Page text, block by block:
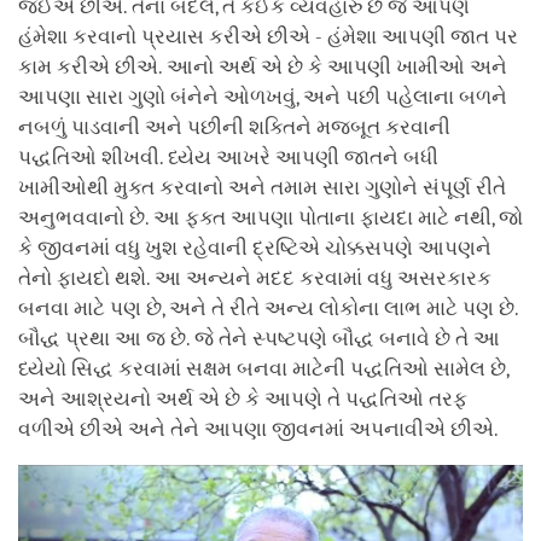
જઈએ છીએ. તેના બદલે, તે કંઈક વ્યવહારુ છે જે આપણે
હંમેશા કરવાનો પ્રયાસ કરીએ છીએ - હંમેશા આપણી જાત પર
કામ કરીએ છીએ. આનો અર્થ એ છે કે આપણી ખામીઓ અને
આપણા સારા ગુણો બંનેને ઓળખવું, અને પછી પહેલાના બળને
નબળું પાડવાની અને પછીની શક્તિને મજબૂત કરવાની
પદ્ધતિઓ શીખવી. ધ્યેય આખરે આપણી જાતને બધી
ખામીઓથી મુક્ત કરવાનો અને તમામ સારા ગુણોને સંપૂર્ણ રીતે
અનુભવવાનો છે. આ ફક્ત આપણા પોતાના ફાયદા માટે નથી, જો
કે જીવનમાં વધુ ખુશ રહેવાની દ્રષ્ટિએ ચોક્કસપણે આપણને
તેનો ફાયદો થશે. આ અન્યને મદદ કરવામાં વધુ અસરકારક
બનવા માટે પણ છે, અને તે રીતે અન્ય લોકોના લાભ માટે પણ છે.
બૌદ્ધ પ્રથા આ જ છે. જે તેને સ્પષ્ટપણે બૌદ્ધ બનાવે છે તે આ
ધ્યેયો સિદ્ધ કરવામાં સક્ષમ બનવા માટેની પદ્ધતિઓ સામેલ છે,
અને આશ્રયનો અર્થ એ છે કે આપણે તે પદ્ધતિઓ તરફ
વળીએ છીએ અને તેને આપણા જીવનમાં અપનાવીએ છીએ.